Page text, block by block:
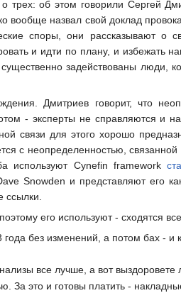
трех: об этом говорили Сергей
назвал свой доклад
споры, они рассказывают о
и идти по плану, и избежать
задействованы люди,
Дмитриев говорит, что
- эксперты не справляются и
связи для этого хорошо
с неопределенностью,
используют Cynefin framework
Snowden и представляют его
ссылки.
его используют - сходятся
без изменений, а потом бах - и
все лучше, а вот выздоровете
За это и готовы платить -